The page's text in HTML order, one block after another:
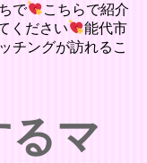
で
こちらで紹介
ください
能代市
チングが訪れるこ
るマ